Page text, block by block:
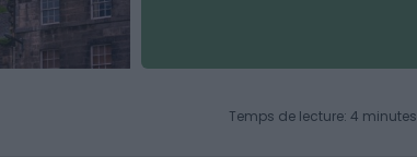
Temps de lecture: 4 minutes